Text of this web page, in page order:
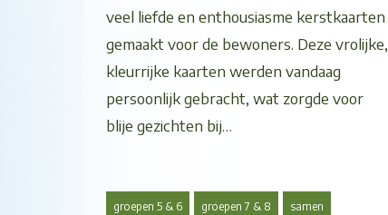
veel liefde en enthousiasme kerstkaarten
gemaakt voor de bewoners. Deze vrolijke,
kleurrijke kaarten werden vandaag
persoonlijk gebracht, wat zorgde voor
blije gezichten bij…
groepen 5 & 6 groepen 7 & 8 samen